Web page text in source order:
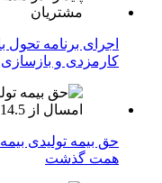
اجرای برنامه تحول
کارمزدی و بازسازی
همت گذشت